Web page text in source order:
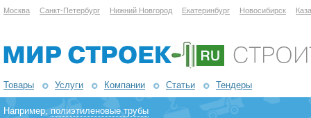
Москва Санкт-Петербург Нижний Новгород Екатеринбург Новосибирск
Товары Услуги Компании Статьи Тендеры
Например,полиэтиленовые трубы